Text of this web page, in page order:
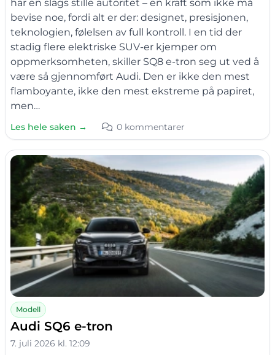
har en slags stille autoritet – en kraft som ikke må
bevise noe, fordi alt er der: designet, presisjonen,
teknologien, følelsen av full kontroll. I en tid der
stadig flere elektriske SUV-er kjemper om
oppmerksomheten, skiller SQ8 e-tron seg ut ved å
være så gjennomført Audi. Den er ikke den mest
flamboyante, ikke den mest ekstreme på papiret,
men…
Les hele saken → 0 kommentarer
Modell
Audi SQ6 e-tron
7. juli 2026 kl. 12:09